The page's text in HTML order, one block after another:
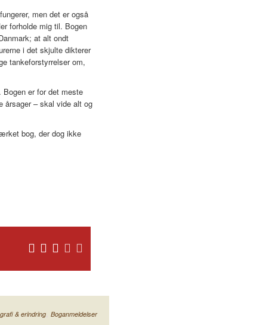
men det er også
forholde mig til. Bogen
at alt ondt
i det skjulte dikterer
tankeforstyrrelser om,
er for det meste
årsager – skal vide alt og
bog, der dog ikke
& erindring Boganmeldelser